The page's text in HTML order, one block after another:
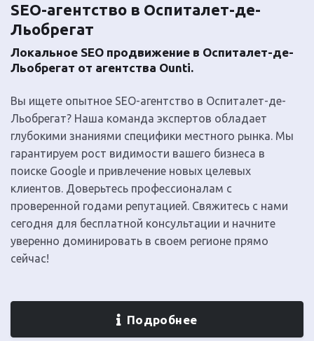
SEO-агентство в Оспиталет-де-
Льобрегат
Локальное SEO продвижение в Оспиталет-де-
Льобрегат от агентства Ounti.
Вы ищете опытное SEO-агентство в Оспиталет-де-
Льобрегат? Наша команда экспертов обладает
глубокими знаниями специфики местного рынка. Мы
гарантируем рост видимости вашего бизнеса в
поиске Google и привлечение новых целевых
клиентов. Доверьтесь профессионалам с
проверенной годами репутацией. Свяжитесь с нами
сегодня для бесплатной консультации и начните
уверенно доминировать в своем регионе прямо
сейчас!
Подробнее